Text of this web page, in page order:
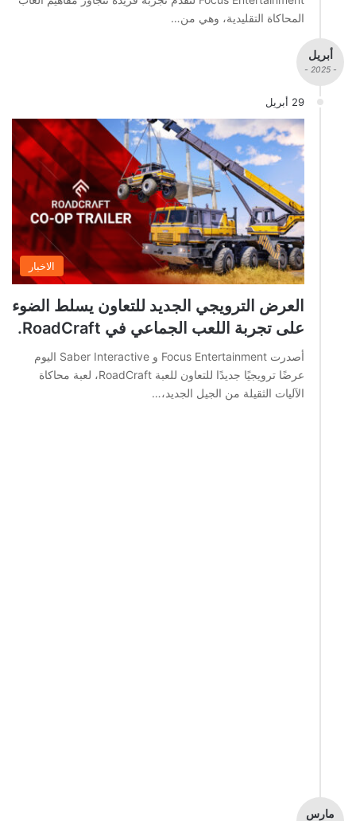
المحاكاة التقليدية، وهي من…
أبريل
- 2025 -
29 أبريل
الاخبار
العرض الترويجي الجديد للتعاون يسلط الضوء
على تجربة اللعب الجماعي في RoadCraft.
أصدرت Focus Entertainment و Saber Interactive اليوم
عرضًا ترويجيًا جديدًا للتعاون للعبة RoadCraft، لعبة محاكاة
الآليات الثقيلة من الجيل الجديد،…
مارس